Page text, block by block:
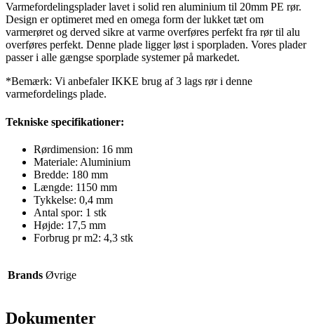
Varmefordelingsplader lavet i solid ren aluminium til 20mm PE rør.
Design er optimeret med en omega form der lukket tæt om
varmerøret og derved sikre at varme overføres perfekt fra rør til alu
overføres perfekt. Denne plade ligger løst i sporpladen. Vores plader
passer i alle gængse sporplade systemer på markedet.
*Bemærk: Vi anbefaler IKKE brug af 3 lags rør i denne
varmefordelings plade.
Tekniske specifikationer:
Rørdimension: 16 mm
Materiale: Aluminium
Bredde: 180 mm
Længde: 1150 mm
Tykkelse: 0,4 mm
Antal spor: 1 stk
Højde: 17,5 mm
Forbrug pr m2: 4,3 stk
Brands Øvrige
Dokumenter